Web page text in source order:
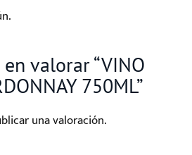
valorar “VINO
750ML”
una valoración.